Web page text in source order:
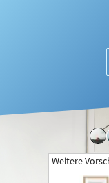
Weitere